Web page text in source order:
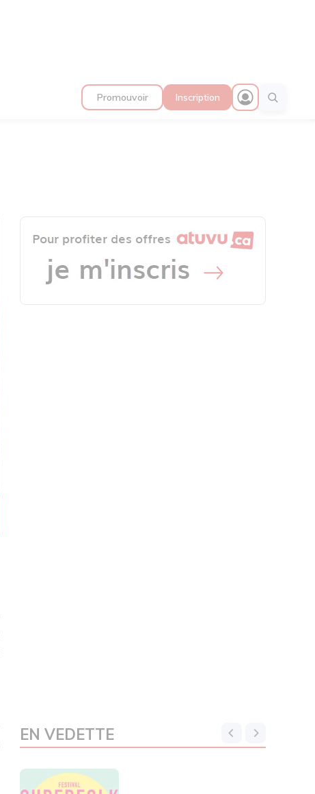
Promouvoir Inscription
EN VEDETTE